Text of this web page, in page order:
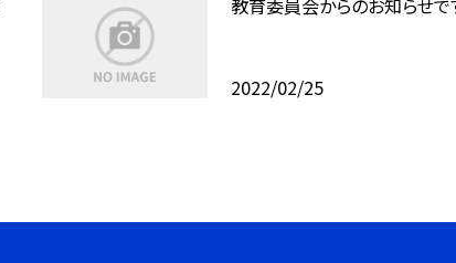
教育委員会からのお知らせで
2022/02/25